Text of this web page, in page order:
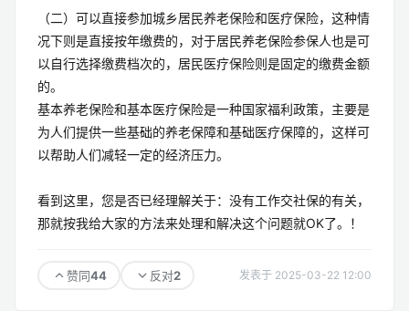
（二）可以直接参加城乡居民养老保险和医疗保险，这种情
况下则是直接按年缴费的，对于居民养老保险参保人也是可
以自行选择缴费档次的，居民医疗保险则是固定的缴费金额
的。
基本养老保险和基本医疗保险是一种国家福利政策，主要是
为人们提供一些基础的养老保障和基础医疗保障的，这样可
以帮助人们减轻一定的经济压力。
看到这里，您是否已经理解关于：没有工作交社保的有关，
那就按我给大家的方法来处理和解决这个问题就OK了。！
赞同44 反对2 发表于 2025-03-22 12:00